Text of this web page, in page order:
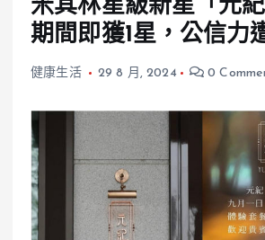
米其林星級新星「元
期間即獲1星，公信力
健康生活 29 8 月, 2024 0